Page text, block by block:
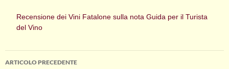
Recensione dei Vini Fatalone sulla nota Guida per il Turista
del Vino
Navigazione
ARTICOLO PRECEDENTE